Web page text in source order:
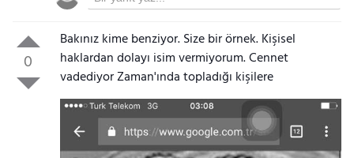
0
Bakınız kime benziyor. Size bir örnek. Kişisel
haklardan dolayı isim vermiyorum. Cennet
vadediyor Zaman'ında topladığı kişilere